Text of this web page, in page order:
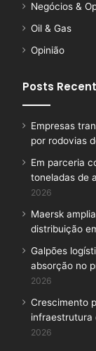
Negócios &
Oil & Gas
Opinião
Posts
Empresas
por rodovias
Em parceria
toneladas de
2026
Maersk
distribuição
Galpões
absorção no
2026
Crescimento
infraestrutura
2026